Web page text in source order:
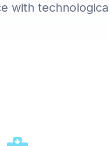
with